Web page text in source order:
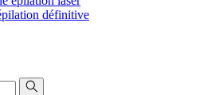
définitive